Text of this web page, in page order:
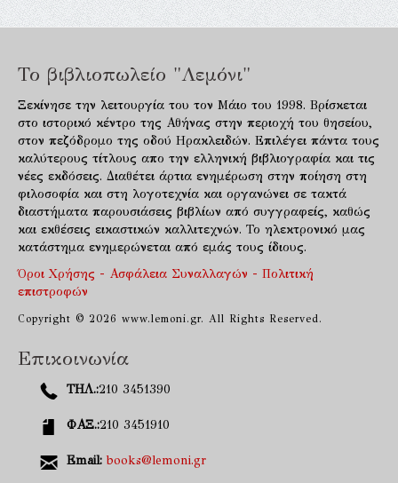
Το βιβλιοπωλείο "Λεμόνι"
Ξεκίνησε την λειτουργία του τον Μάιο του 1998. Βρίσκεται
στο ιστορικό κέντρο της Αθήνας στην περιοχή του θησείου,
στον πεζόδρομο της οδού Ηρακλειδών. Επιλέγει πάντα τους
καλύτερους τίτλους απο την ελληνική βιβλιογραφία και τις
νέες εκδόσεις. Διαθέτει άρτια ενημέρωση στην ποίηση στη
φιλοσοφία και στη λογοτεχνία και οργανώνει σε τακτά
διαστήματα παρουσιάσεις βιβλίων από συγγραφείς, καθώς
και εκθέσεις εικαστικών καλλιτεχνών. Το ηλεκτρονικό μας
κατάστημα ενημερώνεται από εμάς τους ίδιους.
Όροι Χρήσης - Ασφάλεια Συναλλαγών - Πολιτική
επιστροφών
Copyright © 2026 www.lemoni.gr. All Rights Reserved.
Επικοινωνία
ΤΗΛ.:210 3451390
ΦΑΞ.:210 3451910
Email: books@lemoni.gr